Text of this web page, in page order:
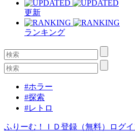
更新
ランキング
#ホラー
#探索
#レトロ
ふりーむ！ＩＤ登録（無料） ログ